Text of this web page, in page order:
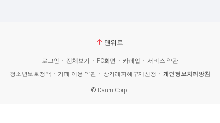
맨위로
로그인 전체보기 PC화면 카페앱
서비스 약관
청소년보호정책
카페 이용 약관 상거래피해구제신청 개인정보처리방침
© Daum Corp.